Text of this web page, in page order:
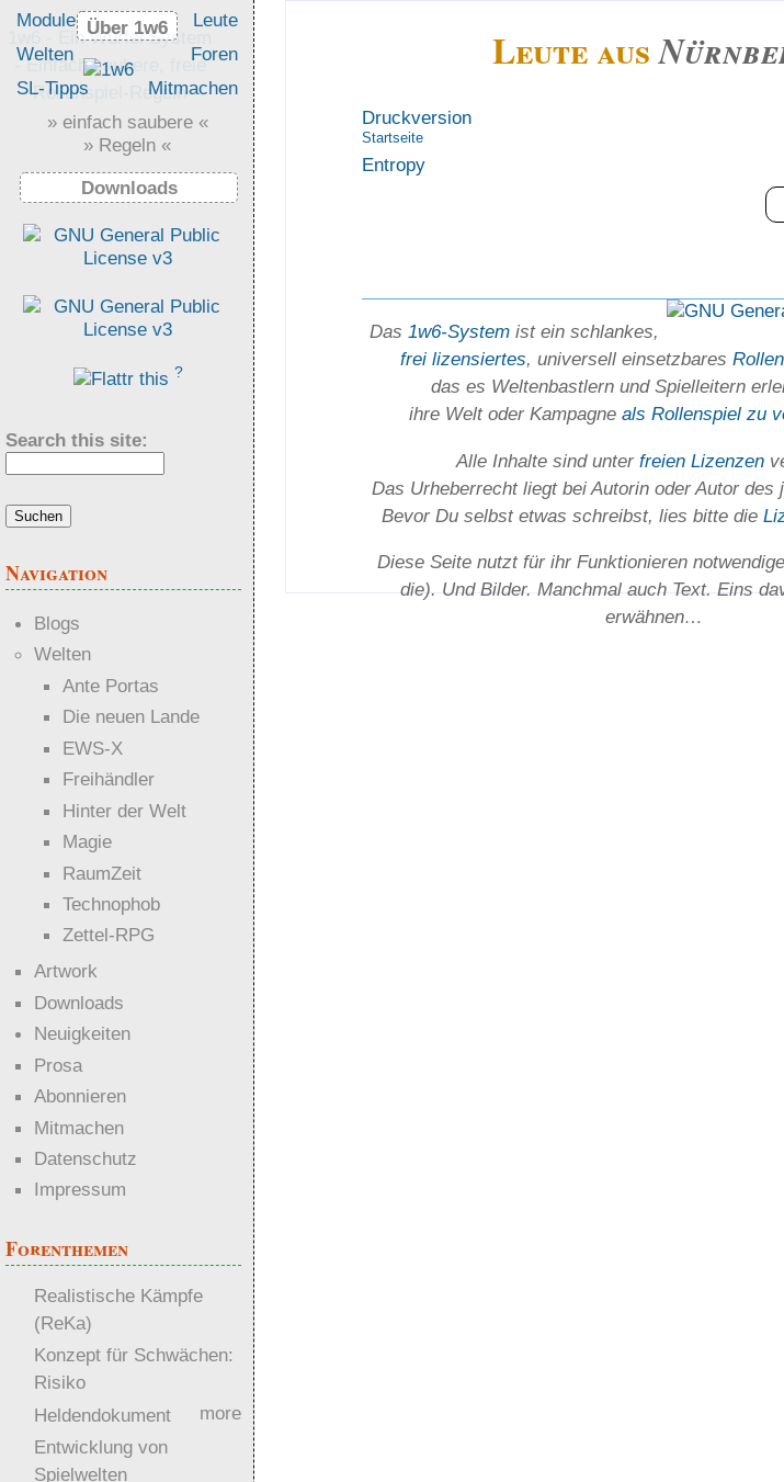
1w6 - Ein Würfel System
- Einfach saubere, freie
Rollenspiel-Regeln
Leute aus
Druckversion
Startseite
Entropy
Das 1w6-System ist ein schlankes,
frei lizensiertes, universell einsetz­bares
das es Welten­bastlern und Spiel­leitern
ihre Welt oder Kam­pagne als Rollenspiel zu
Alle Inhalte sind unter freien Lizenzen
Das Urheber­recht liegt bei Autorin oder Autor des
Bevor Du selbst etwas schreibst, lies bitte die
Diese Seite nutzt für ihr Funktionieren
die). Und Bilder. Manchmal auch Text. Eins
erwähnen…
Über 1w6
Module
Leute
Welten
Foren
SL-Tipps
Mitmachen
» einfach saubere «
» Regeln «
Über 1w6
Downloads
?
Search this site:
Navigation
Blogs
Welten
Ante Portas
Die neuen Lande
EWS-X
Freihändler
Hinter der Welt
Magie
RaumZeit
Technophob
Zettel-RPG
Artwork
Downloads
Neuigkeiten
Prosa
Abonnieren
Mitmachen
Datenschutz
Impressum
Forenthemen
Realistische Kämpfe
(ReKa)
Konzept für Schwächen:
Risiko
Heldendokument
Entwicklung von
Spielwelten
more